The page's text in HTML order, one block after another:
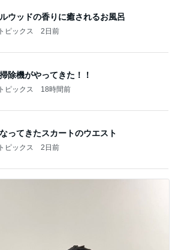
ウッドの香りに癒されるお風呂
ピックス 2日前
除機がやってきた！！
ピックス 18時間前
ってきたスカートのウエスト
ピックス 2日前